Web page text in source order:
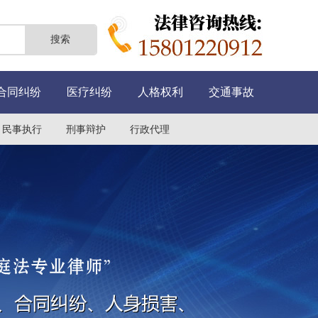
同纠纷 医疗纠纷 人格权利 交通事故
民事执行 刑事辩护 行政代理